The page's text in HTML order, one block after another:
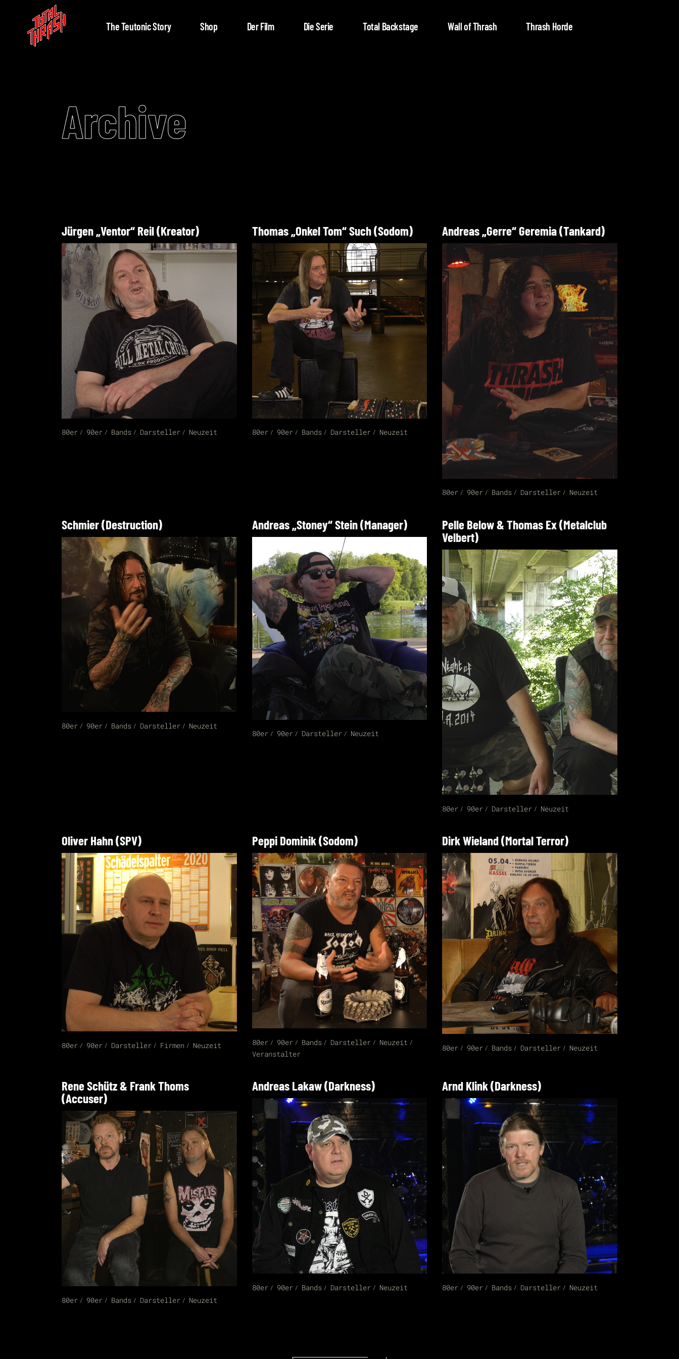
The Teutonic Story Shop Der Film Die Serie Total Backstage Wall of Thrash Thrash Horde
Archive
Jürgen „Ventor“ Reil (Kreator)
80er 90er Bands Darsteller Neuzeit
Thomas „Onkel Tom“ Such (Sodom)
80er 90er Bands Darsteller Neuzeit
Andreas „Gerre“ Geremia (Tankard)
80er 90er Bands Darsteller Neuzeit
Schmier (Destruction)
80er 90er Bands Darsteller Neuzeit
Andreas „Stoney“ Stein (Manager)
80er 90er Darsteller Neuzeit
Pelle Below & Thomas Ex (Metalclub
Velbert)
80er 90er Darsteller Neuzeit
Oliver Hahn (SPV)
80er 90er Darsteller Firmen Neuzeit
Peppi Dominik (Sodom)
80er 90er Bands Darsteller
Neuzeit
Veranstalter
Dirk Wieland (Mortal Terror)
80er 90er Bands Darsteller Neuzeit
Rene Schütz & Frank Thoms
(Accuser)
80er 90er Bands Darsteller Neuzeit
Andreas Lakaw (Darkness)
80er 90er Bands Darsteller Neuzeit
Arnd Klink (Darkness)
80er 90er Bands Darsteller Neuzeit